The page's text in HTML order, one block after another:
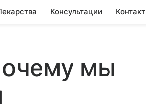
Консультации
мы